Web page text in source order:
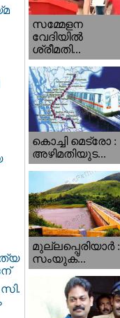
സമ്മേളന
വേദിയില്‍
ശ്രീമതി...
കൊച്ചി മെട്രോ :
അഴിമതിയുട...
മുല്ലപ്പെരിയാര്‍ :
സംയുക്...